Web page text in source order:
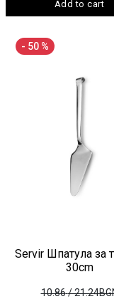
Add to cart
- 50 %
Servir Шпатула за
30cm
10.86/